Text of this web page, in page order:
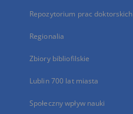
Repozytorium prac doktorskich
Regionalia
Zbiory bibliofilskie
Lublin 700 lat miasta
Społeczny wpływ nauki